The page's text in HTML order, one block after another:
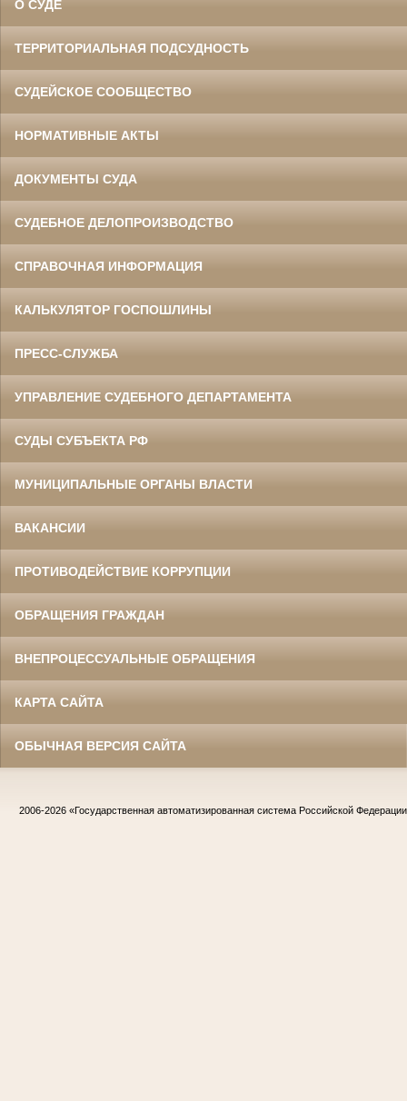
О СУДЕ
ТЕРРИТОРИАЛЬНАЯ ПОДСУДНОСТЬ
СУДЕЙСКОЕ СООБЩЕСТВО
НОРМАТИВНЫЕ АКТЫ
ДОКУМЕНТЫ СУДА
СУДЕБНОЕ ДЕЛОПРОИЗВОДСТВО
СПРАВОЧНАЯ ИНФОРМАЦИЯ
КАЛЬКУЛЯТОР ГОСПОШЛИНЫ
ПРЕСС-СЛУЖБА
УПРАВЛЕНИЕ СУДЕБНОГО ДЕПАРТАМЕНТА
СУДЫ СУБЪЕКТА РФ
МУНИЦИПАЛЬНЫЕ ОРГАНЫ ВЛАСТИ
ВАКАНСИИ
ПРОТИВОДЕЙСТВИЕ КОРРУПЦИИ
ОБРАЩЕНИЯ ГРАЖДАН
ВНЕПРОЦЕССУАЛЬНЫЕ ОБРАЩЕНИЯ
КАРТА САЙТА
ОБЫЧНАЯ ВЕРСИЯ САЙТА
2006-2026 «Государственная автоматизированная система Российской